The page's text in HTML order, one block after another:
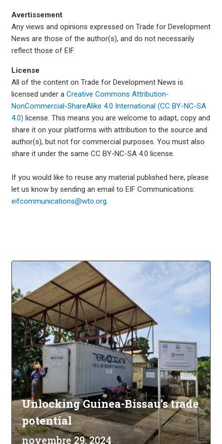
Avertissement
Any views and opinions expressed on Trade for Development
News are those of the author(s), and do not necessarily
reflect those of EIF.
License
All of the content on Trade for Development News is
licensed under a Creative Commons Attribution-
NonCommercial-ShareAlike 4.0 International (CC BY-NC-SA
4.0) license. This means you are welcome to adapt, copy and
share it on your platforms with attribution to the source and
author(s), but not for commercial purposes. You must also
share it under the same CC BY-NC-SA 4.0 license.
If you would like to reuse any material published here, please
let us know by sending an email to EIF Communications:
eifcommunications@wto.org.
Unlocking Guinea-Bissau’s trade
potential
novembre 29, 2024